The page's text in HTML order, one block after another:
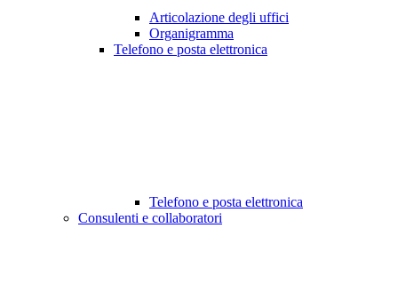
Articolazione degli uffici
Organigramma
Telefono e posta elettronica
Telefono e posta elettronica
Consulenti e collaboratori